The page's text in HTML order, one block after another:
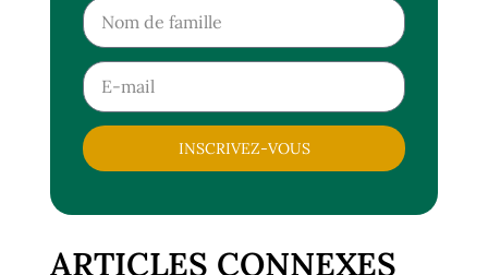
INSCRIVEZ-VOUS
ARTICLES CONNEXES